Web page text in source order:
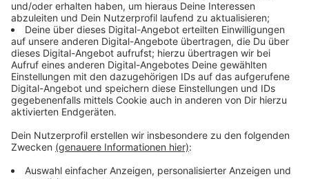
müssen Sie auf der Fahrbahn fahren.
- E-Scooter dürfen immer nur von einer Person
genutzt werden.
- Wie beim Autofahren heißt es auch auf E-
Scootern: Hände weg vom Handy oder
Smartphone.
- Achten Sie beim Abstellen darauf, dass niemand
über Abstellmöglichkeiten.